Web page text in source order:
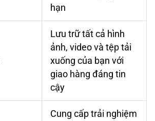
hạn
Lưu trữ tất cả hình
ảnh, video và tệp tải
xuống của bạn với
giao hàng đáng tin
cậy
Cung cấp trải nghiệm